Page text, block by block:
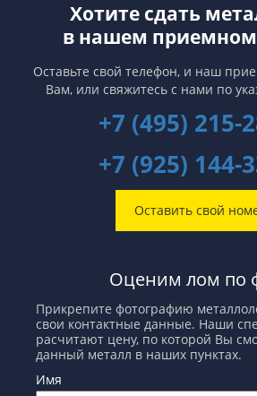
Хотите сдать
в нашем приемном
Оставьте свой телефон, и наш
Вам, или свяжитесь с нами по
+7 (495) 215-
+7 (925) 144-
Оставить свой
Оценим лом по
Прикрепите фотографию
свои контактные данные. Наши
расчитают цену, по которой Вы
данный металл в наших пунктах.
Имя